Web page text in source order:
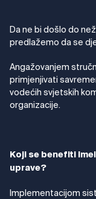
Da ne bi došlo do
predlažemo da se
Angažovanjem
primjenjivati
vodećih svjetskih
organizacije.
Koji se benefiti
uprave?
Implementacijom